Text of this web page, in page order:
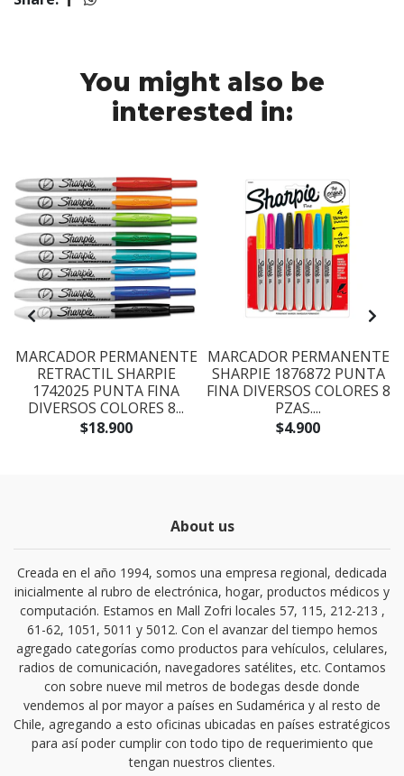
You might also be
interested in:
MARCADOR PERMANENTE
RETRACTIL SHARPIE
1742025 PUNTA FINA
DIVERSOS COLORES 8...
$18.900
MARCADOR PERMANENTE
SHARPIE 1876872 PUNTA
FINA DIVERSOS COLORES 8
PZAS....
$4.900
About us
Creada en el año 1994, somos una empresa regional, dedicada
inicialmente al rubro de electrónica, hogar, productos médicos y
computación. Estamos en Mall Zofri locales 57, 115, 212-213 ,
61-62, 1051, 5011 y 5012. Con el avanzar del tiempo hemos
agregado categorías como productos para vehículos, celulares,
radios de comunicación, navegadores satélites, etc. Contamos
con sobre nueve mil metros de bodegas desde donde
vendemos al por mayor a países en Sudamérica y al resto de
Chile, agregando a esto oficinas ubicadas en países estratégicos
para así poder cumplir con todo tipo de requerimiento que
tengan nuestros clientes.